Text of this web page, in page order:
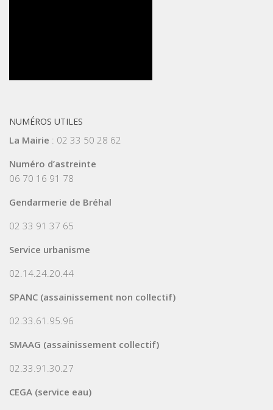
NUMÉROS UTILES
La Mairie : 02 33 50 28 62
Numéro d’astreinte
06 70 16 91 78
Gendarmerie de Bréhal
02 33 91 37 65
Service urbanisme
02.14.24.20.44
SPANC (assainissement non collectif)
02.33.61.95.96
SMAAG (assainissement collectif)
02.33.91.30.27
CEGA (service eau)